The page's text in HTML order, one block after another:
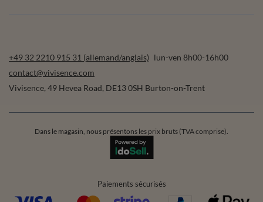
+49 32 2210 915 31 (allemand/anglais) lun-ven 8h00-16h00
contact@vivisence.com
Vivisence, 49 Hevea Road, DE13 0SH Burton-on-Trent
Dans le magasin, nous présentons les prix bruts (TVA comprise).
Paiements sécurisés